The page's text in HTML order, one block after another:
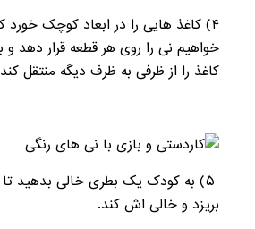
۴) کاغذ هایی را در ابعاد کوچک
خواهیم نی را روی هر قطعه قرار دهد
کاغذ را از ظرفی به ظرف دیگه منتقل
۵) به کودک یک بطری خالی بدهید
بریزد و خالی اش کند.